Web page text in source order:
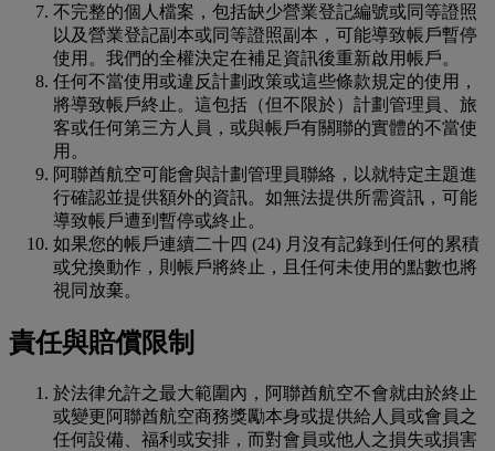
不完整的個人檔案，包括缺少營業登記編號或同等證照
以及營業登記副本或同等證照副本，可能導致帳戶暫停
使用。我們的全權決定在補足資訊後重新啟用帳戶。
任何不當使用或違反計劃政策或這些條款規定的使用，
將導致帳戶終止。這包括（但不限於）計劃管理員、旅
客或任何第三方人員，或與帳戶有關聯的實體的不當使
用。
阿聯酋航空可能會與計劃管理員聯絡，以就特定主題進
行確認並提供額外的資訊。如無法提供所需資訊，可能
導致帳戶遭到暫停或終止。
如果您的帳戶連續二十四 (24) 月沒有記錄到任何的累積
或兌換動作，則帳戶將終止，且任何未使用的點數也將
視同放棄。
責任與賠償限制
於法律允許之最大範圍內，阿聯酋航空不會就由於終止
或變更阿聯酋航空商務獎勵本身或提供給人員或會員之
任何設備、福利或安排，而對會員或他人之損失或損害